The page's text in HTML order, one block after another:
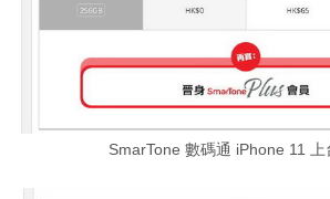
SmarTone 數碼通 iPhone 11 上